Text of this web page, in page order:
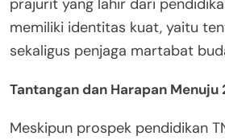
memiliki identitas kuat, yaitu
sekaligus penjaga martabat
Tantangan dan Harapan Menuju
Meskipun prospek pendidikan